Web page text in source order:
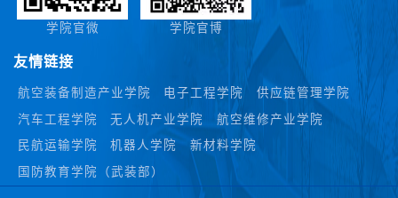
学院官微 学院官博
友情链接
航空装备制造产业学院 电子工程学院
供应链管理学院
汽车工程学院
无人机产业学院
航空维修产业学院
民航运输学院
机器人学院
新材料学院
国防教育学院（武装部）